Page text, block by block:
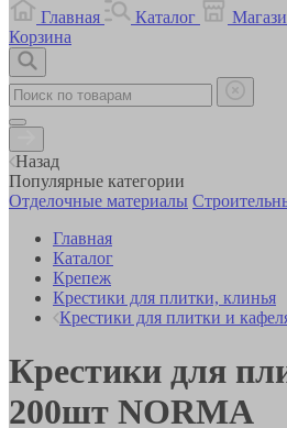
Главная
Каталог
Корзина
Назад
Популярные категории
Отделочные материалы
Главная
Каталог
Крепеж
Крестики для плитки, клинья
Крестики для плитки и
Крестики для
200шт NORMA